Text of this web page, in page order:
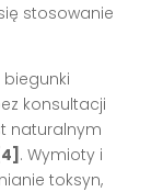
stosowanie
konsultacji
naturalnym
. Wymioty i
toksyn,